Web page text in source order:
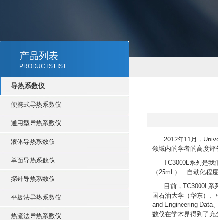
产品列表
PRODUCTS LIST
导热系数仪
便携式导热系数仪
通用型导热系数仪
液体导热系数仪
单面导热系数仪
探针导热系数仪
平板法导热系数仪
热流法导热系数仪
2012年11月，
领域内的学者的高度评
TC3000L系列是我们
（25mL）、自动化程
目前，TC3000L系列
国石油大学（华东）
and Engineering Data
数仪在学术界得到了充